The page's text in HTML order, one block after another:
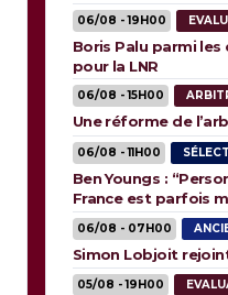
06/08 - 19H00
Boris Palu parmi les
pour la LNR
06/08 - 15H00
Une réforme de
06/08 - 11H00
Ben Youngs :
France est parfois
06/08 - 07H00
Simon Lobjoit
05/08 - 19H00